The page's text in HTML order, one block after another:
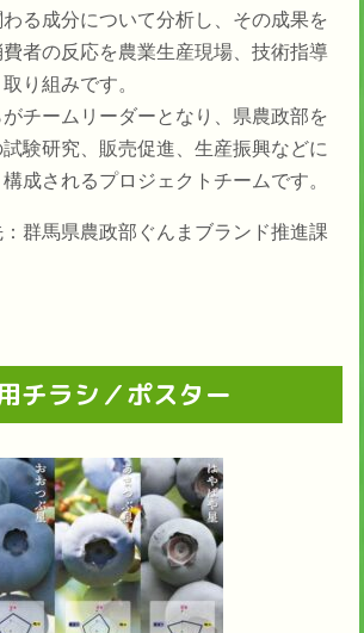
わる成分について分析し、その成果を
者の反応を農業生産現場、技術指導
り組みです。
チームリーダーとなり、県農政部を
験研究、販売促進、生産振興などに
成されるプロジェクトチームです。
群馬県農政部ぐんまブランド推進課
チラシ／ポスター